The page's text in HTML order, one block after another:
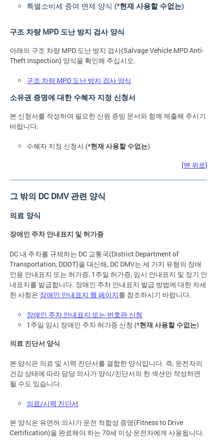
특별소비세 증여 면제 양식 (*현재 사용할 수없는)
구조 차량 MPD 도난 방지 검사 양식
아래의 구조 차량 MPD 도난 방지 검사(Salvage Vehicle MPD Anti-
Theft Inspection) 양식을 확인해 주십시오.
구조 차량 MPD 도난 방지 검사 양식
소유권 증명에 대한 수혜자 지정 신청서
본 신청서를 작성하여 필요한 신원 증빙 문서와 함께 제출해 주시기
바랍니다.
수혜자 지정 신청서 (*현재 사용할 수없는)
[맨 위로]
그 밖의 DC DMV 관련 양식
의료 양식
장애인 주차 안내표지 및 허가증
DC 내 주차를 규제하는 DC 교통국(District Department of
Transportation, DDOT)을 대신해, DC DMV는 세 가지 유형의 장애
인용 안내표지 또는 허가증, 1주일 허가증, 임시 안내표지 및 장기 안
내표지를 발급합니다. 장애인 주차 안내표지 발급 방법에 대한 자세
한 사항은 장애인 안내표지 웹 페이지를 참조하시기 바랍니다.
장애인 주차 안내표지 또는 번호판 신청
1주일 임시 장애인 주차 허가증 신청 (*현재 사용할 수없는)
의료 진단서 양식
본 양식은 의료 및 시력 진단서를 결합한 양식입니다. 즉, 운전자의
건강 상태에 따라 담당 의사가 양식/진단서의 한 섹션만 작성하면
될 수도 있습니다.
의료/시력 진단서
본 양식은 유면허 의사가 운전 적합성 증명(Fitness to Drive
Certification)을 완료해야 하는 70세 이상 운전자에게 사용됩니다.